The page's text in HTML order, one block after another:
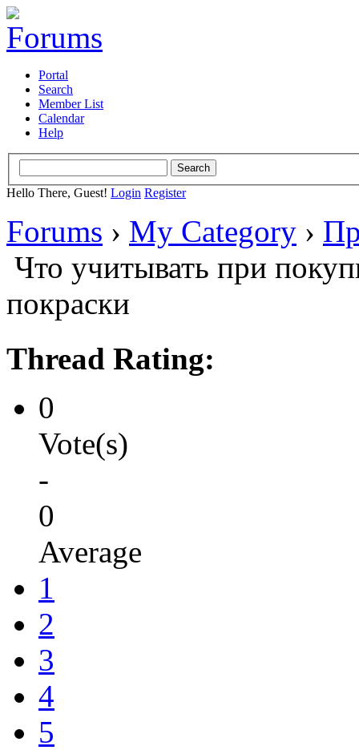
Portal
Search
Member List
Calendar
Help
Hello There, Guest! Login Register
Forums › My Category ›
Что учитывать при
покраски
Thread Rating:
0
Vote(s)
-
0
Average
1
2
3
4
5